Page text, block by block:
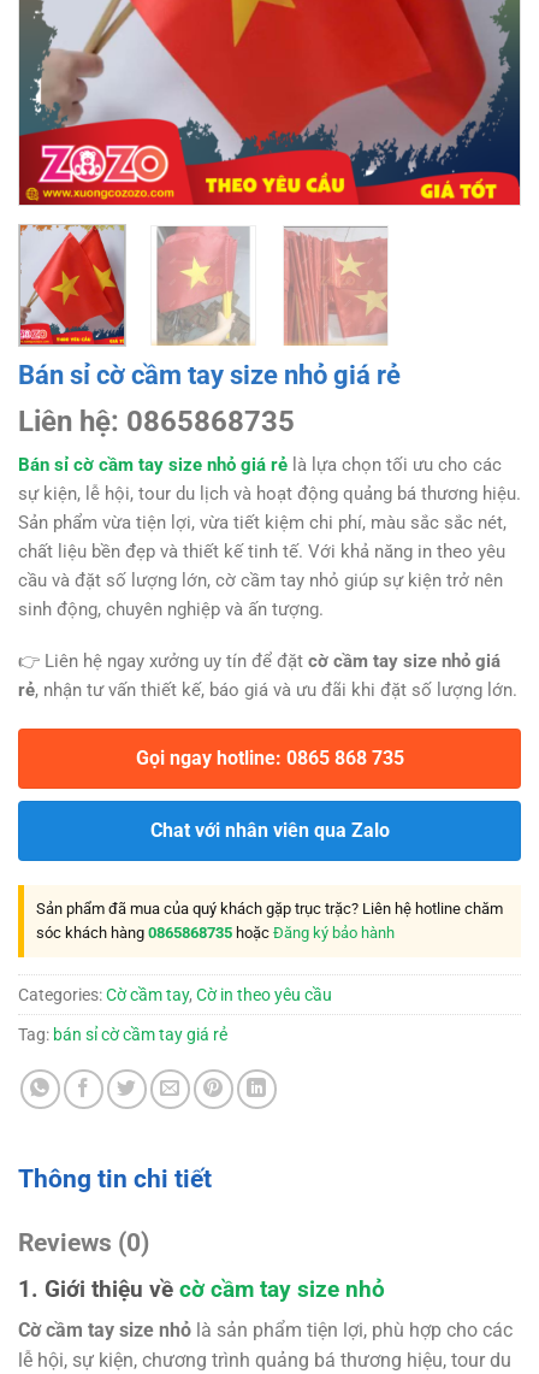
Bán sỉ cờ cầm tay size nhỏ giá rẻ
Liên hệ: 0865868735
Bán sỉ cờ cầm tay size nhỏ giá rẻ là lựa chọn tối ưu cho các
sự kiện, lễ hội, tour du lịch và hoạt động quảng bá thương hiệu.
Sản phẩm vừa tiện lợi, vừa tiết kiệm chi phí, màu sắc sắc nét,
chất liệu bền đẹp và thiết kế tinh tế. Với khả năng in theo yêu
cầu và đặt số lượng lớn, cờ cầm tay nhỏ giúp sự kiện trở nên
sinh động, chuyên nghiệp và ấn tượng.
👉 Liên hệ ngay xưởng uy tín để đặt cờ cầm tay size nhỏ giá
rẻ, nhận tư vấn thiết kế, báo giá và ưu đãi khi đặt số lượng lớn.
Gọi ngay hotline: 0865 868 735
Chat với nhân viên qua Zalo
Sản phẩm đã mua của quý khách gặp trục trặc? Liên hệ hotline chăm
sóc khách hàng 0865868735 hoặc Đăng ký bảo hành
Categories:Cờ cầm tay, Cờ in theo yêu cầu
Tag: bán sỉ cờ cầm tay giá rẻ
Thông tin chi tiết
Reviews (0)
1. Giới thiệu về cờ cầm tay size nhỏ
Cờ cầm tay size nhỏ là sản phẩm tiện lợi, phù hợp cho các
lễ hội, sự kiện, chương trình quảng bá thương hiệu, tour du